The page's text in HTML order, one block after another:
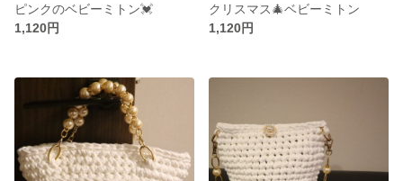
ピンクのベビーミトン💓
1,120円
クリスマス🎄ベビーミトン
1,120円